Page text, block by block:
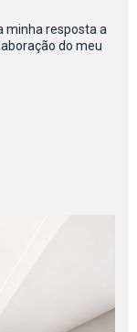
minha resposta a
do meu